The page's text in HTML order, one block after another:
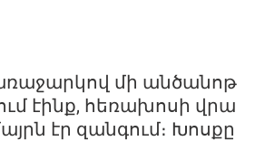
մի անծանոթ
էինք, հեռախոսի վրա
էր զանգում։ Խոսքը